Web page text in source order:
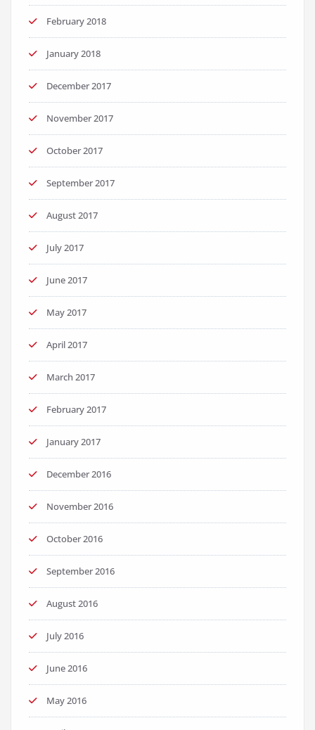
February 2018
January 2018
December 2017
November 2017
October 2017
September 2017
August 2017
July 2017
June 2017
May 2017
April 2017
March 2017
February 2017
January 2017
December 2016
November 2016
October 2016
September 2016
August 2016
July 2016
June 2016
May 2016